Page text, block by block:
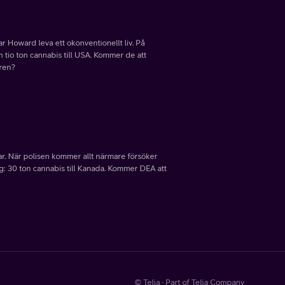
Howard leva ett okonventionellt liv. På
tio ton cannabis till USA. Kommer de att
När polisen kommer allt närmare försöker
30 ton cannabis till Kanada. Kommer DEA att
© Telia · Part of Telia Company